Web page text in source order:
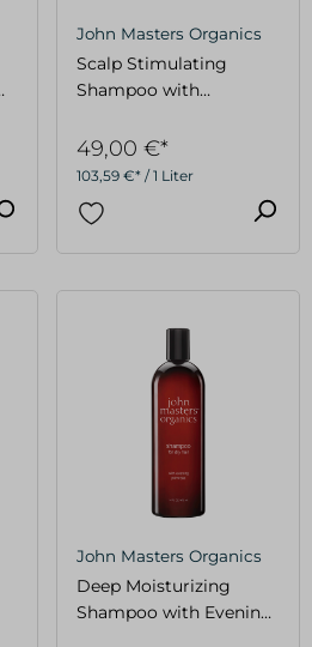
John Masters Organics
Scalp Stimulating
Shampoo with
Meadowsweet FAMILY
473 ml
103,59 €* / 1 Liter
49,00 €*
John Masters Organics
Deep Moisturizing
Shampoo with Evening